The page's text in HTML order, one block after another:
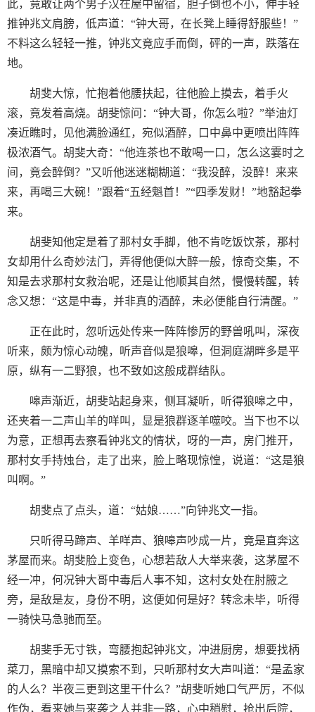
此，竟敢让两个男子汉在屋中留宿，胆子倒也不小，伸手轻
推钟兆文肩膀，低声道：“钟大哥，在长凳上睡得舒服些！”
不料这么轻轻一推，钟兆文竟应手而倒，砰的一声，跌落在
地。
胡斐大惊，忙抱着他腰扶起，往他脸上摸去，着手火
滚，竟发着高烧。胡斐惊问：“钟大哥，你怎么啦？”举油灯
凑近瞧时，见他满脸通红，宛似酒醉，口中鼻中更喷出阵阵
极浓酒气。胡斐大奇：“他连茶也不敢喝一口，怎么这霎时之
间，竟会醉倒？”又听他迷迷糊糊道：“我没醉，没醉！来来
来，再喝三大碗！”跟着“五经魁首！”“四季发财！”地豁起拳
来。
胡斐知他定是着了那村女手脚，他不肯吃饭饮茶，那村
女却用什么奇妙法门，弄得他便似大醉一般，惊奇交集，不
知是去求那村女救治呢，还是让他顺其自然，慢慢转醒，转
念又想：“这是中毒，并非真的酒醉，未必便能自行清醒。”
正在此时，忽听远处传来一阵阵惨厉的野兽吼叫，深夜
听来，颇为惊心动魄，听声音似是狼嗥，但洞庭湖畔多是平
原，纵有一二野狼，也不致如这般成群结队。
嗥声渐近，胡斐站起身来，侧耳凝听，听得狼嗥之中，
还夹着一二声山羊的咩叫，显是狼群逐羊噬咬。当下也不以
为意，正想再去察看钟兆文的情状，呀的一声，房门推开，
那村女手持烛台，走了出来，脸上略现惊惶，说道：“这是狼
叫啊。”
胡斐点了点头，道：“姑娘……”向钟兆文一指。
只听得马蹄声、羊咩声、狼嗥声吵成一片，竟是直奔这
茅屋而来。胡斐脸上变色，心想若敌人大举来袭，这茅屋不
经一冲，何况钟大哥中毒后人事不知，这村女处在肘腋之
旁，是敌是友，身份不明，这便如何是好？转念未毕，听得
一骑快马急驰而至。
胡斐手无寸铁，弯腰抱起钟兆文，冲进厨房，想要找柄
菜刀，黑暗中却又摸索不到，只听那村女大声叫道：“是孟家
的人么？半夜三更到这里干什么？”胡斐听她口气严厉，不似
作伪，看来她与来袭之人并非一路，心中稍慰，抢出后院，